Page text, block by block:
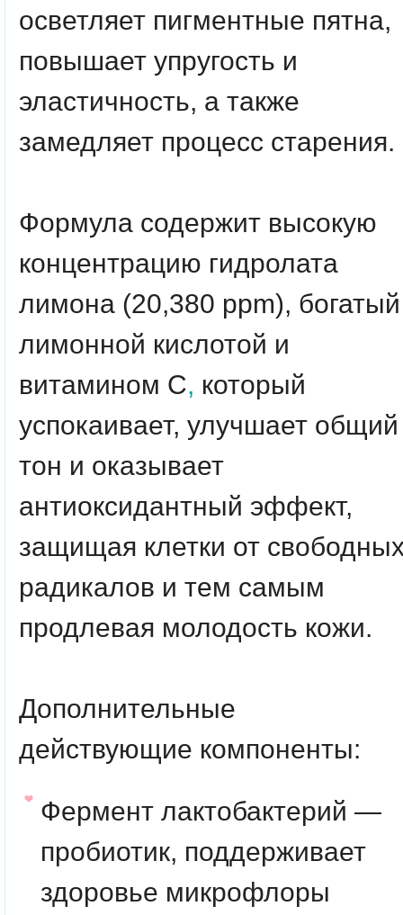
осветляет пигментные пятна,
повышает упругость и
эластичность, а также
замедляет процесс старения.
Формула содержит высокую
концентрацию гидролата
лимона (20,380 ppm), богатый
лимонной кислотой и
витамином С, который
успокаивает, улучшает общий
тон и оказывает
антиоксидантный эффект,
защищая клетки от
радикалов и тем самым
продлевая молодость кожи.
Дополнительные
действующие компоненты:
Фермент лактобактерий —
пробиотик, поддерживает
здоровье микрофлоры